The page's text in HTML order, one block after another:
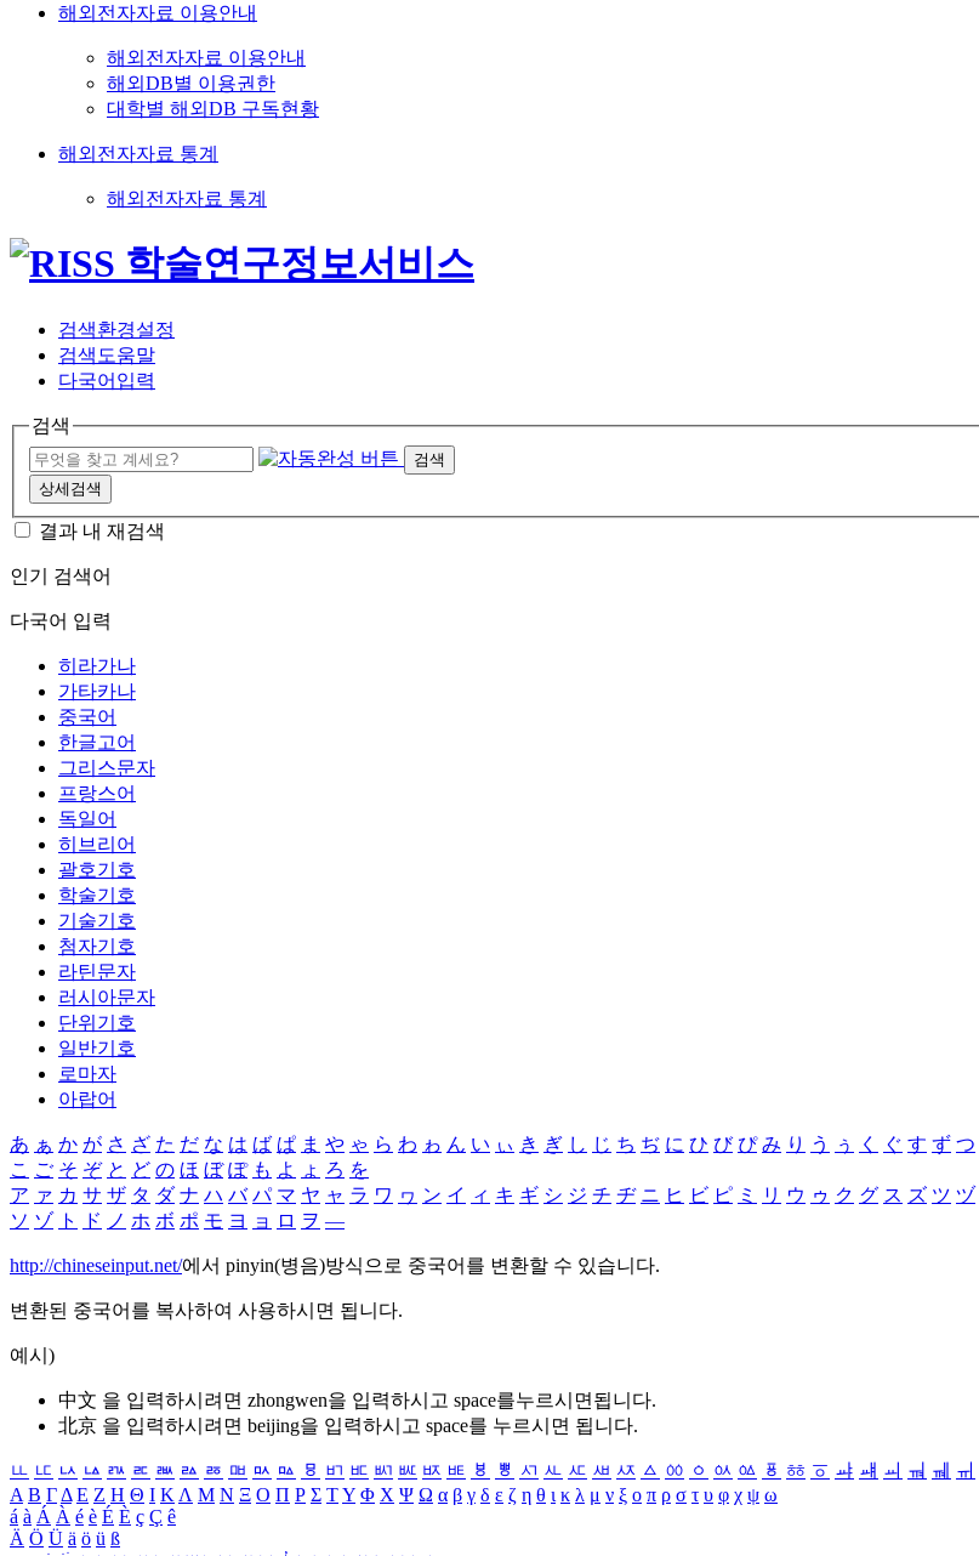
해외전자자료 이용안내
해외전자자료 이용안내
해외DB별 이용권한
대학별 해외DB 구독현황
해외전자자료 통계
해외전자자료 통계
검색환경설정
검색도움말
다국어입력
검색
검색
상세검색
결과 내 재검색
인기 검색어
다국어 입력
히라가나
가타카나
중국어
한글고어
그리스문자
프랑스어
독일어
히브리어
괄호기호
학술기호
기술기호
첨자기호
라틴문자
러시아문자
단위기호
일반기호
로마자
아랍어
あ ぁ か が さ ざ た だ な は ば ぱ ま や ゃ ら わ ゎ ん い ぃ き ぎ し じ ち ぢ に ひ び ぴ み り う ぅ く ぐ す ず つ
こ ご そ ぞ と ど の ほ ぼ ぽ も よ ょ ろ を
ア ァ カ サ ザ タ ダ ナ ハ バ パ マ ヤ ャ ラ ワ ヮ ン イ ィ キ ギ シ ジ チ ヂ ニ ヒ ビ ピ ミ リ ウ ゥ ク グ ス ズ ツ ヅ
ソ ゾ ト ド ノ ホ ボ ポ モ ヨ ョ ロ ヲ ―
http://chineseinput.net/에서 pinyin(병음)방식으로 중국어를 변환할 수 있습니다.
변환된 중국어를 복사하여 사용하시면 됩니다.
예시)
中文 을 입력하시려면 zhongwen을 입력하시고 space를누르시면됩니다.
北京 을 입력하시려면 beijing을 입력하시고 space를 누르시면 됩니다.
ㅥ ㅦ ㅧ ㅨ ㅩ ㅪ ㅫ ㅬ ㅭ ㅮ ㅯ ㅰ ㅱ ㅲ ㅳ ㅴ ㅵ ㅶ ㅷ ㅸ ㅹ ㅺ ㅻ ㅼ ㅽ ㅾ ㅿ ㆀ ㆁ ㆂ ㆃ ㆄ ㆅ ㆆ ㆇ ㆈ ㆉ ㆊ ㆋ ㆌ
Α Β ΓΔ Ε Ζ Η Θ Ι ΚΛ Μ Ν Ξ Ο Π Ρ Σ ΤΥ Φ Χ Ψ Ω α β γ δ ε ζ η θ ι κ λ μ ν ξ ο π ρ σ τ υ φ χ ψ ω
á à Á À é è É È ç Ç ê
Ä Ö Ü ä ö ü ß